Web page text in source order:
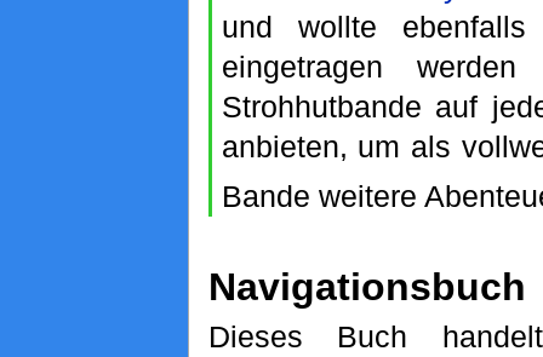
und wollte
eingetragen
Strohhutbande auf
anbieten, um als
Bande weitere
Navigationsbuch
Dieses Buch handelt